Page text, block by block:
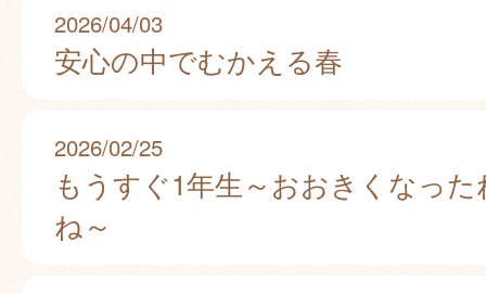
2026/04/03
安心の中でむかえる春
2026/02/25
もうすぐ1年生～おおきくなっ
ね～